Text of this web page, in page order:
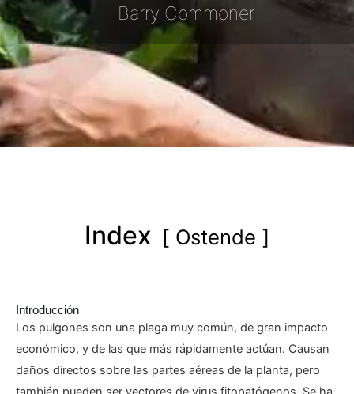
Barry Commoner
Index Ostende
Introducción
Los pulgones son una plaga muy común, de gran impacto
económico, y de las que más rápidamente actúan. Causan
daños directos sobre las partes aéreas de la planta, pero